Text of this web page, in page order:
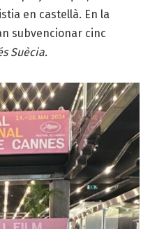
en castellà. En la
subvencionar cinc
Suècia.